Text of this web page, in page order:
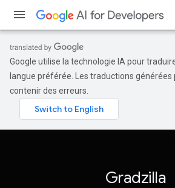
Google utilise la technologie IA pour
langue préférée. Les traductions générées
contenir des erreurs.
Gradzilla